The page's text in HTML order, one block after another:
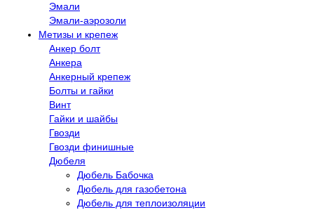
Эмали
Эмали-аэрозоли
Метизы и крепеж
Анкер болт
Анкера
Анкерный крепеж
Болты и гайки
Винт
Гайки и шайбы
Гвозди
Гвозди финишные
Дюбеля
Дюбель Бабочка
Дюбель для газобетона
Дюбель для теплоизоляции